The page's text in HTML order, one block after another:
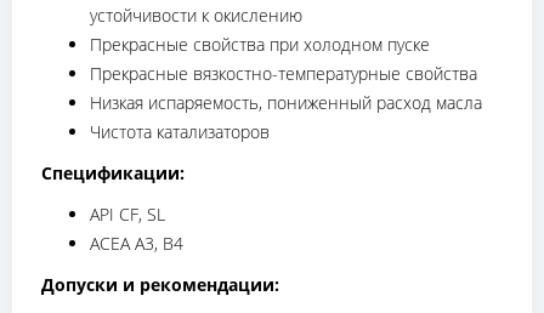
устойчивости к окислению
Прекрасные свойства при холодном пуске
Прекрасные вязкостно-температурные свойства
Низкая испаряемость, пониженный расход масла
Чистота катализаторов
Спецификации:
API CF, SL
ACEA A3, B4
Допуски и рекомендации: